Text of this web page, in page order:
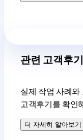
관련 고객후기
실제 작업 사례와
고객후기를 확인
더 자세히 알아보기